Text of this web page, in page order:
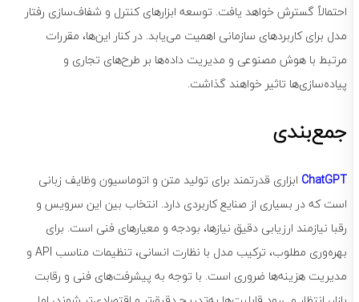
احتمالاً گسترش خواهد یافت. توسعه ابزارهای کنترل و شفاف‌سازی رفتار
مدل برای کاربردهای سازمانی اهمیت می‌یابد. در کنار این‌ها، مقررات
مرتبط با هوش مصنوعی و مدیریت داده‌ها بر طرح‌های تجاری و
پیاده‌سازی‌ها تاثیر خواهند گذاشت.
جمع‌بندی
ChatGPTابزاری قدرتمند برای تولید متن و اتوماسیون وظایف زبانی
است که در بسیاری از صنایع کاربردی دارد. انتخاب بین این سرویس و
رقبا نیازمند ارزیابی دقیق نیازها، بودجه و معیارهای فنی است. برای
بهره‌وری مطلوب، ترکیب مدل با نظارت انسانی، تنظیمات مناسب API و
مدیریت هزینه‌ها ضروری است. با توجه به پیشرفت‌های فنی و رقابت